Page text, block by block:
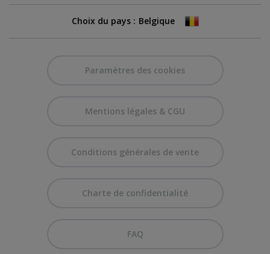
Choix du pays :
Paramètres des cookies
Mentions légales & CGU
Conditions générales de vente
Charte de confidentialité
FAQ